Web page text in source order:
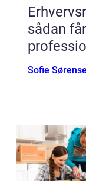
sådan
Sofie